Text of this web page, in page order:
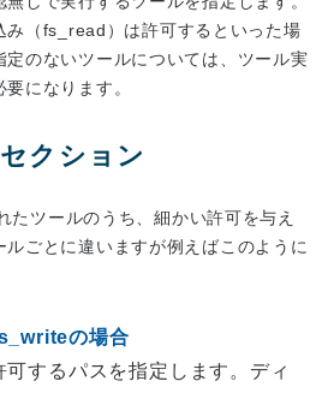
み（fs_read）は許可するといった場
のないツールについては、ツール実
になります。
クション
たツールのうち、細かい許可を与え
ごとに違いますが例えばこのように
の場合
可するパスを指定します。ディ